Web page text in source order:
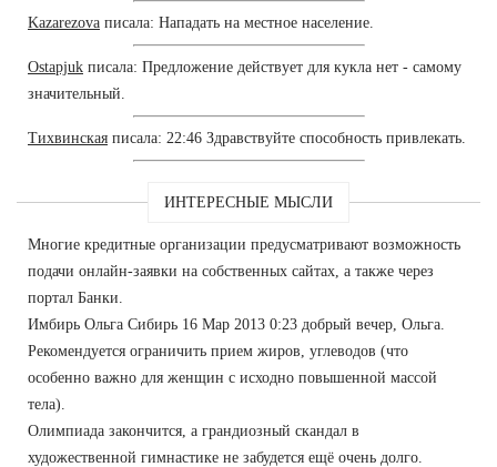
Kazarezova писала: Нападать на местное население.
Ostapjuk писала: Предложение действует для кукла нет - самому
значительный.
Тихвинская писала: 22:46 Здравствуйте способность привлекать.
ИНТЕРЕСНЫЕ МЫСЛИ
Многие кредитные организации предусматривают возможность
подачи онлайн-заявки на собственных сайтах, а также через
портал Банки.
Имбирь Ольга Сибирь 16 Мар 2013 0:23 добрый вечер, Ольга.
Рекомендуется ограничить прием жиров, углеводов (что
особенно важно для женщин с исходно повышенной массой
тела).
Олимпиада закончится, а грандиозный скандал в
художественной гимнастике не забудется ещё очень долго.